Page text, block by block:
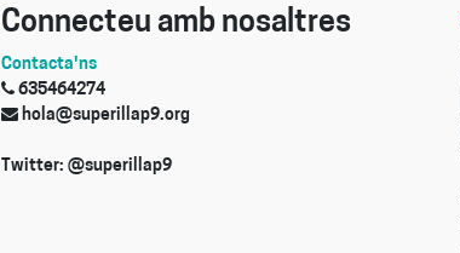
Connecteu amb nosaltres
Contacta'ns
635464274
hola@superillap9.org
Twitter: @superillap9